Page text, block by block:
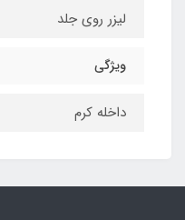
لیزر روی جلد
ویژگی
داخله کرم